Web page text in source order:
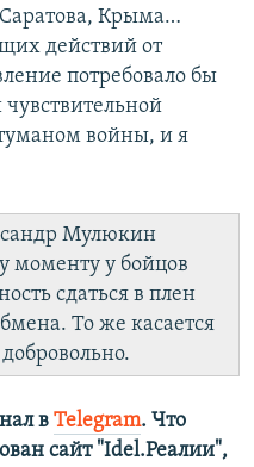
Саратова, Крыма…
действий от
потребовало бы
войны, и я
Мулюкин
моменту у бойцов
сдаться в плен
То же касается
в Telegram. Что
сайт "Idel.Реалии",